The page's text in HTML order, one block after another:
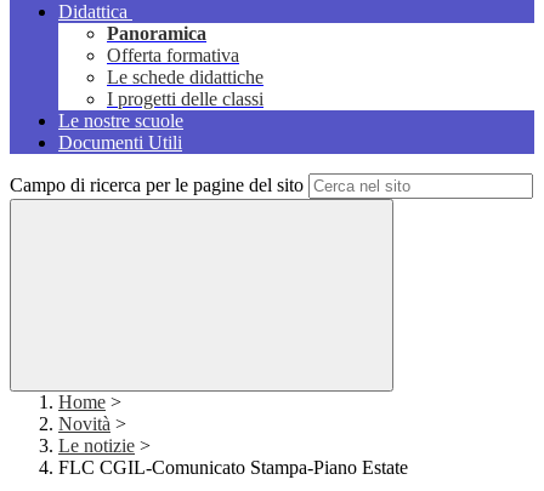
Didattica
Panoramica
Offerta formativa
Le schede didattiche
I progetti delle classi
Le nostre scuole
Documenti Utili
Campo di ricerca per le pagine del sito
Home >
Novità >
Le notizie >
FLC CGIL-Comunicato Stampa-Piano Estate